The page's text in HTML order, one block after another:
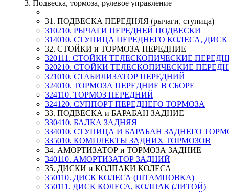
3. Подвеска, тормоза, рулевое управление
31. ПОДВЕСКА ПЕРЕДНЯЯ (рычаги, ступица)
310210. РЫЧАГИ ПЕРЕДНЕЙ ПОДВЕСКИ
314010. СТУПИЦА ПЕРЕДНЕГО КОЛЕСА,
32. СТОЙКИ и ТОРМОЗА ПЕРЕДНИЕ
320111. СТОЙКИ ТЕЛЕСКОПИЧЕСКИЕ
320210. СТОЙКИ ТЕЛЕСКОПИЧЕСКИЕ
321010. СТАБИЛИЗАТОР ПЕРЕДНИЙ
324010. ТОРМОЗА ПЕРЕДНИЕ В СБОРЕ
324110. ТОРМОЗ ПЕРЕДНИЙ
324120. СУППОРТ ПЕРЕДНЕГО ТОРМОЗА
33. ПОДВЕСКА и БАРАБАН ЗАДНИЕ
330410. БАЛКА ЗАДНЯЯ
334010. СТУПИЦА И БАРАБАН ЗАДНЕГО
335010. КОМПЛЕКТЫ ЗАДНИХ ТОРМОЗОВ
34. АМОРТИЗАТОР и ТОРМОЗА ЗАДНИЕ
340110. АМОРТИЗАТОР ЗАДНИЙ
35. ДИСКИ и КОЛПАКИ КОЛЕСА
350110. ДИСК КОЛЕСА (ШТАМПОВКА)
350111. ДИСК КОЛЕСА, КОЛПАК (ЛИТОЙ)